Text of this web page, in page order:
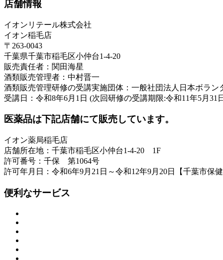
店舗情報
イオンリテール株式会社
イオン稲毛店
〒263-0043
千葉県千葉市稲毛区小仲台1-4-20
販売責任者：関田海星
酒類販売管理者：中村晋一
酒類販売管理研修の受講実施団体：一般社団法人日本ボラン
受講日：令和8年6月1日 (次回研修の受講期限:令和11年5月31
医薬品は下記店舗にて販売しています。
イオン薬局稲毛店
店舗所在地：千葉市稲毛区小仲台1-4-20 1F
許可番号：千保 第1064号
許可年月日：令和6年9月21日～令和12年9月20日【千葉市保健
便利なサービス